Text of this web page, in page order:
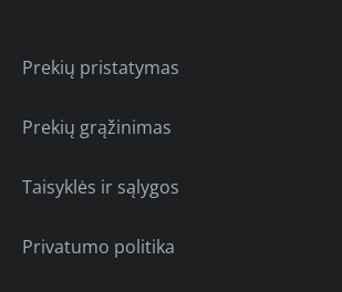
Prekių pristatymas
Prekių grąžinimas
Taisyklės ir sąlygos
Privatumo politika